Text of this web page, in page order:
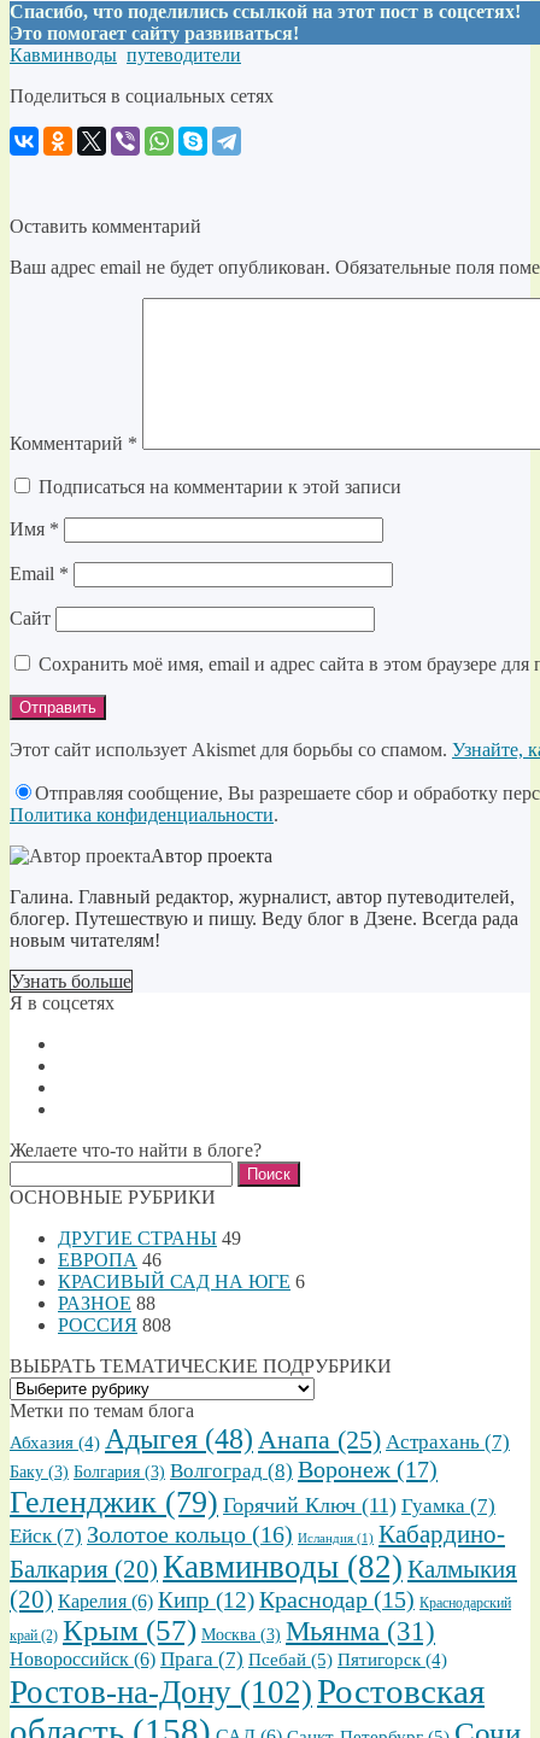
Спасибо, что поделились ссылкой на этот пост в соцсетях!
Это помогает сайту развиваться!
Кавминводы путеводители
Поделиться в социальных сетях
Оставить комментарий
Ваш адрес email не будет опубликован. Обязательные поля
Комментарий *
Подписаться на комментарии к этой записи
Имя *
Email *
Сайт
Сохранить моё имя, email и адрес сайта в этом браузере
Этот сайт использует Akismet для борьбы со спамом. Узнайте,
Отправляя сообщение, Вы разрешаете сбор и обработку
Политика конфиденциальности.
Автор проекта
Галина. Главный редактор, журналист, автор путеводителей,
блогер. Путешествую и пишу. Веду блог в Дзене. Всегда рада
новым читателям!
Узнать больше
Я в соцсетях
Желаете что-то найти в блоге?
ОСНОВНЫЕ РУБРИКИ
ДРУГИЕ СТРАНЫ 49
ЕВРОПА 46
КРАСИВЫЙ САД НА ЮГЕ 6
РАЗНОЕ 88
РОССИЯ 808
ВЫБРАТЬ ТЕМАТИЧЕСКИЕ ПОДРУБРИКИ
ВЫБРАТЬ
ТЕМАТИЧЕСКИЕ
ПОДРУБРИКИ
Метки по темам блога
Абхазия (4) Адыгея (48) Анапа (25) Астрахань (7)
Баку (3) Болгария (3) Волгоград (8) Воронеж (17)
Геленджик (79) Горячий Ключ (11) Гуамка (7)
Ейск(7) Золотое кольцо (16) Исландия (1) Кабардино-
Балкария (20) Кавминводы (82) Калмыкия
(20) Карелия (6) Кипр (12)Краснодар (15) Краснодарский
край (2) Крым (57) Москва (3) Мьянма (31)
Новороссийск (6) Прага (7) Псебай (5) Пятигорск(4)
Ростов-на-Дону (102)Ростовская